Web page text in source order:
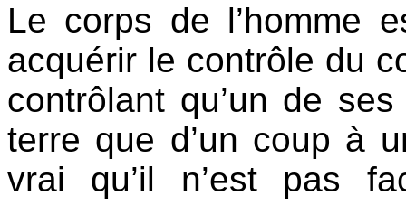
Le corps de l’homme
acquérir le contrôle du
contrôlant qu’un de
terre que d’un coup à
vrai qu’il n’est pas